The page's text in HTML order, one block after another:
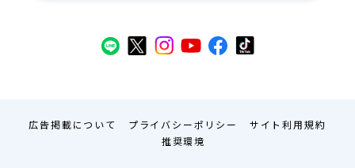
広告掲載について プライバシーポリシー
サイト利用規約
推奨環境